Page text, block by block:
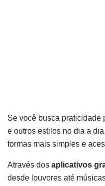
Se você busca praticidade
e outros estilos no dia a
formas mais simples e
Através dos aplicativos
desde louvores até